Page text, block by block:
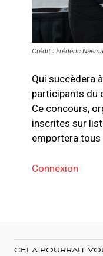
Crédit : Frédéric Neema
Qui succèdera
participants du
Ce concours,
inscrites sur
emportera tous
Connexion
CELA POURRAIT